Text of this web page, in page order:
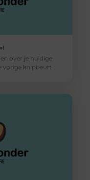
over je huidige
vorige knipbeurt